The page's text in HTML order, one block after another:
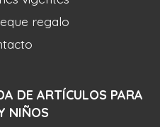
DE ARTÍCULOS PARA
NIÑOS
regalo